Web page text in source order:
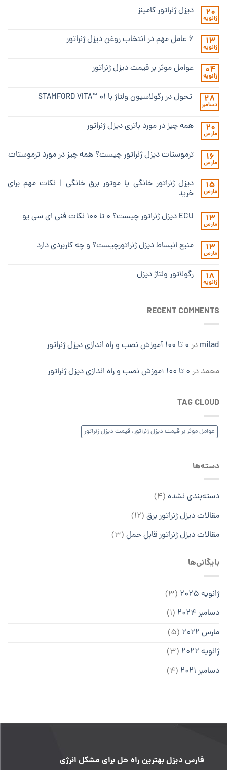
20
ژانویه
دیزل ژنراتور کامینز
13
ژانویه
۶ عامل مهم در انتخاب روغن دیزل ژنراتور
04
ژانویه
عوامل موثر بر قیمت دیزل ژنراتور
28
دسامبر
تحول در رگولاسیون ولتاژ با STAMFORD VITA™ ۰۱
20
مارس
همه چیز در مورد باتری دیزل ژنراتور
16
مارس
ترموستات دیزل ژنراتور چیست؟ همه چیز در مورد ترموستات
15
مارس
دیزل ژنراتور خانگی یا موتور برق خانگی | نکات مهم برای
خرید
13
مارس
ECU دیزل ژنراتور چیست؟ ۰ تا ۱۰۰ نکات فنی ای سی یو
13
مارس
منبع انبساط دیزل ژنراتورچیست؟ و چه کاربردی دارد
18
ژانویه
رگولاتور ولتاژ دیزل
RECENT COMMENTS
milad در ۰ تا ۱۰۰ آموزش نصب و راه اندازی دیزل ژنراتور
محمد در ۰ تا ۱۰۰ آموزش نصب و راه اندازی دیزل ژنراتور
TAG CLOUD
عوامل موثر بر قیمت دیزل ژنراتور، قیمت دیزل ژنراتور
دسته‌ها
دسته‌بندی نشده (۴)
مقالات دیزل ژنراتور برق (۱۲)
مقالات دیزل ژنراتور قابل حمل (۳)
بایگانی‌ها
ژانویه 2025
(3)
دسامبر 2024
(1)
مارس 2022
(5)
ژانویه 2022
(3)
دسامبر 2021
(4)
فارس دیزل بهترین راه حل برای مشکل انرژی